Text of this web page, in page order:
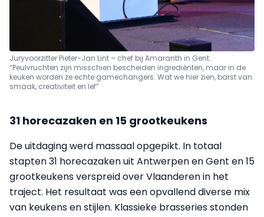
Juryvoorzitter Pieter-Jan Lint – chef bij Amaranth in Gent:
“Peulvruchten zijn misschien bescheiden ingrediënten, maar in de
keuken worden ze echte gamechangers. Wat we hier zien, barst van
smaak, creativiteit en lef”
31 horecazaken en 15 grootkeukens
De uitdaging werd massaal opgepikt. In totaal
stapten 31 horecazaken uit Antwerpen en Gent en 15
grootkeukens verspreid over Vlaanderen in het
traject. Het resultaat was een opvallend diverse mix
van keukens en stijlen. Klassieke brasseries stonden